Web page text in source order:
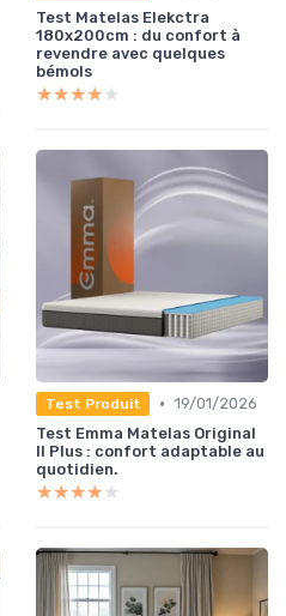
Test Matelas Elekctra
180x200cm : du confort à
revendre avec quelques
bémols
★★★★★
★★★★★
Test Produit • 19/01/2026
Test Emma Matelas Original
II Plus : confort adaptable au
quotidien.
★★★★★
★★★★★